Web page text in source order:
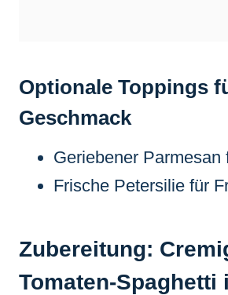
Optionale Toppings
Geschmack
Geriebener Parmesan
Frische Petersilie für
Zubereitung:
Tomaten-Spaghetti